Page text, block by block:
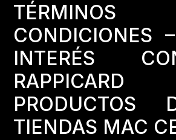
CONDICIONES
INTERÉS
PRODUCTOS
TIENDAS MAC